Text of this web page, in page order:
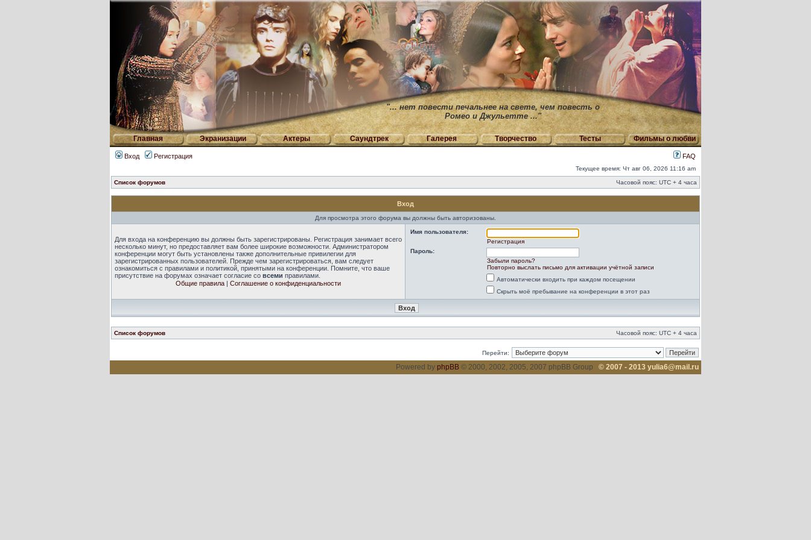
"... нет повести печальнее на свете, чем повесть о
Ромео и Джульетте ..."
Главная Экранизации Актеры Саундтрек Галерея Творчество Тесты Фильмы о любви
Вход Регистрация FAQ
Текущее время: Чт авг 06, 2026 11:16 am
Список форумов Часовой пояс: UTC + 4 часа
Вход
Для просмотра этого форума вы должны быть авторизованы.
Для входа на конференцию вы должны быть зарегистрированы. Регистрация занимает всего
несколько минут, но предоставляет вам более широкие возможности. Администратором
конференции могут быть установлены также дополнительные привилегии для
зарегистрированных пользователей. Прежде чем зарегистрироваться, вам следует
ознакомиться с правилами и политикой, принятыми на конференции. Помните, что ваше
присутствие на форумах означает согласие со всеми правилами.
Общие правила | Соглашение о конфиденциальности
Имя пользователя:
Регистрация
Пароль:
Забыли пароль?
Повторно выслать письмо для активации учётной записи
Автоматически входить при каждом посещении
Скрыть моё пребывание на конференции в этот раз
Список форумов Часовой пояс: UTC + 4 часа
Перейти:
Powered by phpBB © 2000, 2002, 2005, 2007 phpBB Group © 2007 - 2013 yulia6@mail.ru